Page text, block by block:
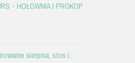
- HOŁOWNIA I PROKOP
sierpnia, stos i...